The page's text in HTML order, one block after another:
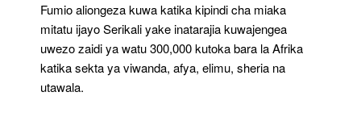
Fumio aliongeza kuwa katika kipindi cha miaka
mitatu ijayo Serikali yake inatarajia kuwajengea
uwezo zaidi ya watu 300,000 kutoka bara la Afrika
katika sekta ya viwanda, afya, elimu, sheria na
utawala.